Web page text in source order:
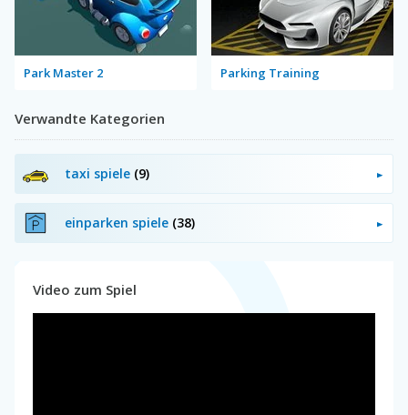
Park Master 2 Parking Training
Verwandte Kategorien
taxi spiele (9)
einparken spiele (38)
Video zum Spiel